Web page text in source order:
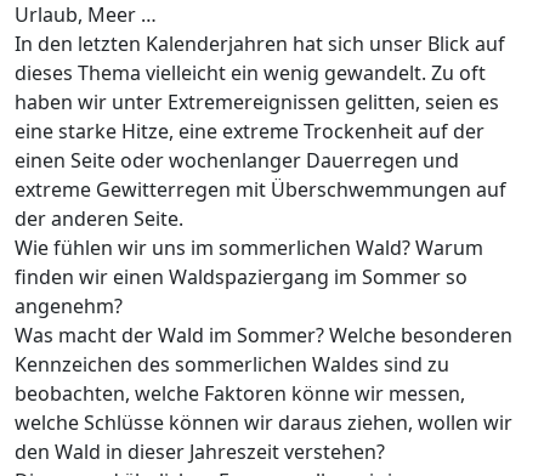
Urlaub, Meer …
In den letzten Kalenderjahren hat sich unser Blick auf
dieses Thema vielleicht ein wenig gewandelt. Zu oft
haben wir unter Extremereignissen gelitten, seien es
eine starke Hitze, eine extreme Trockenheit auf der
einen Seite oder wochenlanger Dauerregen und
extreme Gewitterregen mit Überschwemmungen auf
der anderen Seite.
Wie fühlen wir uns im sommerlichen Wald? Warum
finden wir einen Waldspaziergang im Sommer so
angenehm?
Was macht der Wald im Sommer? Welche besonderen
Kennzeichen des sommerlichen Waldes sind zu
beobachten, welche Faktoren könne wir messen,
welche Schlüsse können wir daraus ziehen, wollen wir
den Wald in dieser Jahreszeit verstehen?